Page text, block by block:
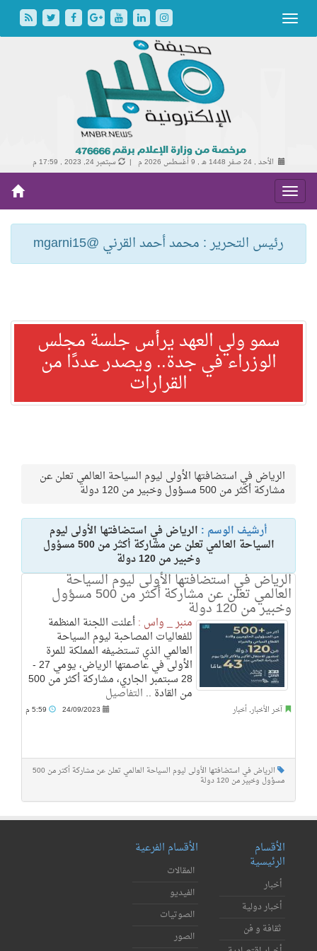
الأحد , 24 صفر 1448 هـ , 9 أغسطس 2026 م | سبتمبر 24, 2023 , 17:59 م
رئيس التحرير : محمد أحمد القرني @mgarni15
سمو ولي العهد يرأس جلسة مجلس
الوزراء في جدة.. ويصدر عددًا من
القرارات
الرياض في استضافتها الأولى ليوم السياحة العالمي تعلن عن
مشاركة أكثر من 500 مسؤول وخبير من 120 دولة
أرشيف الوسم : الرياض في استضافتها الأولى ليوم
السياحة العالمي تعلن عن مشاركة أكثر من 500 مسؤول
وخبير من 120 دولة
الرياض في استضافتها الأولى ليوم السياحة
العالمي تعلن عن مشاركة أكثر من 500 مسؤول
وخبير من 120 دولة
منبر _ واس :أعلنت اللجنة المنظمة
للفعاليات المصاحبة ليوم السياحة
العالمي الذي تستضيفه المملكة للمرة
الأولى في عاصمتها الرياض، يومي 27 -
28 سبتمبر الجاري، مشاركة أكثر من 500
من القادة .. التفاصيل
آخر الأخبار, أخبار 24/09/2023
الرياض في استضافتها الأولى ليوم السياحة العالمي تعلن عن مشاركة أكثر من 500
مسؤول وخبير من 120 دولة
الأقسام
الرئيسية
أخبار
أخبار دولية
ثقافة و فن
الأقسام الفرعية
المقالات
الفيديو
الصوتيات
الصور